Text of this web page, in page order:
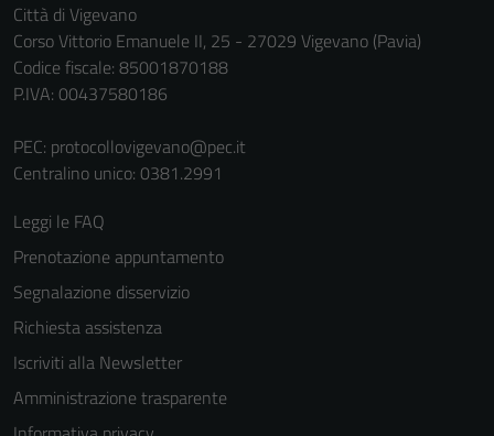
Città di Vigevano
Corso Vittorio Emanuele II, 25 - 27029 Vigevano (Pavia)
Codice fiscale: 85001870188
P.IVA: 00437580186
PEC: protocollovigevano@pec.it
Centralino unico: 0381.2991
Leggi le FAQ
Prenotazione appuntamento
Segnalazione disservizio
Richiesta assistenza
Iscriviti alla Newsletter
Amministrazione trasparente